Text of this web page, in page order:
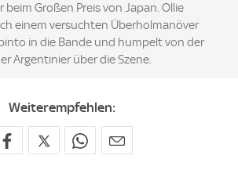
beim Großen Preis von Japan. Ollie
einem versuchten Überholmanöver
in die Bande und humpelt von der
Argentinier über die Szene.
Weiterempfehlen: